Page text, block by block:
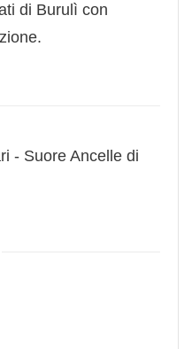
di Burulì con
- Suore Ancelle di